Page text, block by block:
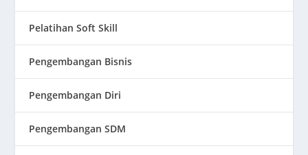
Pelatihan Soft Skill
Pengembangan Bisnis
Pengembangan Diri
Pengembangan SDM